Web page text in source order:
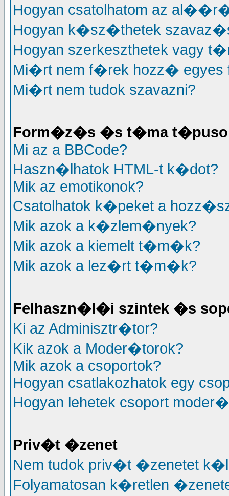
Hogyan csatolhatom az
Hogyan k�sz�thetek
Hogyan szerkeszthetek vagy
Mi�rt nem f�rek hozz� egyes
Mi�rt nem tudok szavazni?
Form�z�s �s t�ma
Mi az a BBCode?
Haszn�lhatok HTML-t k�dot?
Mik az emotikonok?
Csatolhatok k�peket a
Mik azok a k�zlem�nyek?
Mik azok a kiemelt t�m�k?
Mik azok a lez�rt t�m�k?
Felhaszn�l�i szintek �s
Ki az Adminisztr�tor?
Kik azok a Moder�torok?
Mik azok a csoportok?
Hogyan csatlakozhatok egy
Hogyan lehetek csoport
Priv�t �zenet
Nem tudok priv�t �zenetet
Folyamatosan k�retlen